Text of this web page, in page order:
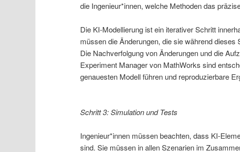
die Ingenieur*innen, welche Methoden das
Die KI-Modellierung ist ein iterativer Schritt
müssen die Änderungen, die sie während
Die Nachverfolgung von Änderungen und die
Experiment Manager von MathWorks sind
genauesten Modell führen und reproduzierbare
Schritt 3: Simulation und Tests
Ingenieur*innen müssen beachten, dass KI-
sind. Sie müssen in allen Szenarien im